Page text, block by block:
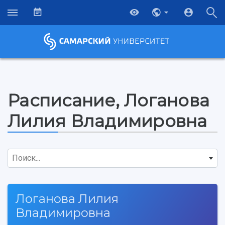
НАЗАД
Об университете
Новости
Образование
Научно-исследовательская деятельность
Расписание, Логанова
Лилия Владимировна
Поиск...
Логанова Лилия
Владимировна